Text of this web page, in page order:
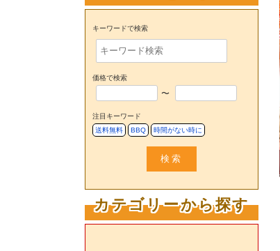
キーワードで検索
価格で検索
〜
注目キーワード
送料無料
BBQ 時間がない時に
検索
カテゴリーから探す